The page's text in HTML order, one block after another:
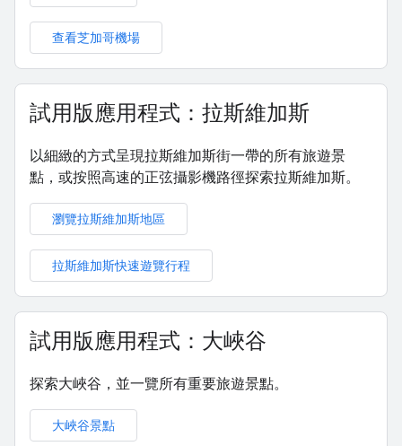
查看芝加哥機場
試用版應用程式：拉斯維加斯
以細緻的方式呈現拉斯維加斯街一帶的所有旅遊景
點，或按照高速的正弦攝影機路徑探索拉斯維加斯。
瀏覽拉斯維加斯地區
拉斯維加斯快速遊覽行程
試用版應用程式：大峽谷
探索大峽谷，並一覽所有重要旅遊景點。
大峽谷景點